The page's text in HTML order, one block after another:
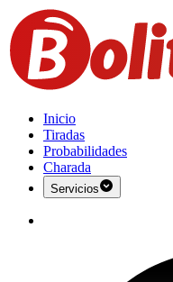
Inicio
Tiradas
Probabilidades
Charada
Servicios